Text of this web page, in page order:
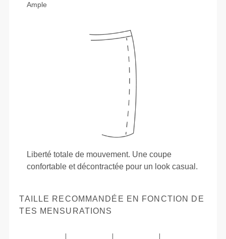
Ample
Liberté totale de mouvement. Une coupe
confortable et décontractée pour un look casual.
TAILLE RECOMMANDÉE EN FONCTION DE
TES MENSURATIONS